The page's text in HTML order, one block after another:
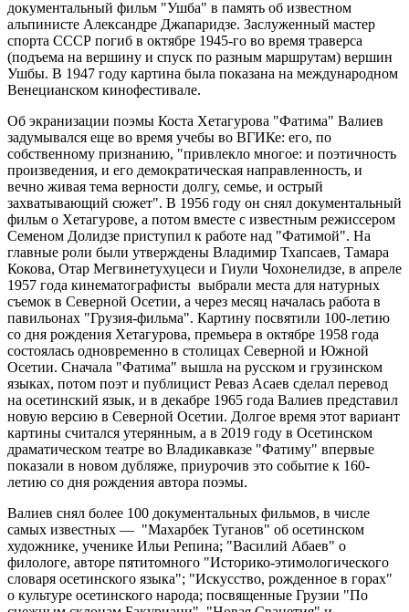
документальный фильм "Ушба" в память об известном
альпинисте Александре Джапаридзе. Заслуженный мастер
спорта СССР погиб в октябре 1945-го во время траверса
(подъема на вершину и спуск по разным маршрутам) вершин
Ушбы. В 1947 году картина была показана на международном
Венецианском кинофестивале.
Об экранизации поэмы Коста Хетагурова "Фатима" Валиев
задумывался еще во время учебы во ВГИКе: его, по
собственному признанию, "привлекло многое: и поэтичность
произведения, и его демократическая направленность, и
вечно живая тема верности долгу, семье, и острый
захватывающий сюжет". В 1956 году он снял документальный
фильм о Хетагурове, а потом вместе с известным режиссером
Семеном Долидзе приступил к работе над "Фатимой". На
главные роли были утверждены Владимир Тхапсаев, Тамара
Кокова, Отар Мегвинетухуцеси и Гиули Чохонелидзе, в апреле
1957 года кинематографисты выбрали места для натурных
съемок в Северной Осетии, а через месяц началась работа в
павильонах "Грузия-фильма". Картину посвятили 100-летию
со дня рождения Хетагурова, премьера в октябре 1958 года
состоялась одновременно в столицах Северной и Южной
Осетии. Сначала "Фатима" вышла на русском и грузинском
языках, потом поэт и публицист Реваз Асаев сделал перевод
на осетинский язык, и в декабре 1965 года Валиев представил
новую версию в Северной Осетии. Долгое время этот вариант
картины считался утерянным, а в 2019 году в Осетинском
драматическом театре во Владикавказе "Фатиму" впервые
показали в новом дубляже, приурочив это событие к 160-
летию со дня рождения автора поэмы.
Валиев снял более 100 документальных фильмов, в числе
самых известных — "Махарбек Туганов" об осетинском
художнике, ученике Ильи Репина; "Василий Абаев" о
филологе, авторе пятитомного "Историко-этимологического
словаря осетинского языка"; "Искусство, рожденное в горах"
о культуре осетинского народа; посвященные Грузии "По